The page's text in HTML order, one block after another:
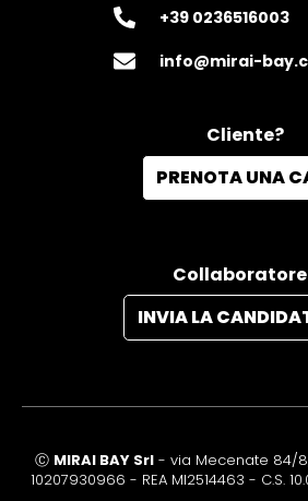
+39 0236516003‬
info@mirai-
Cliente?
PRENOTA UNA
INVIA LA
Ⓒ MIRAI BAY Srl - via Mecenate 84/8,
10207930966 - REA MI2514463 - C.S.